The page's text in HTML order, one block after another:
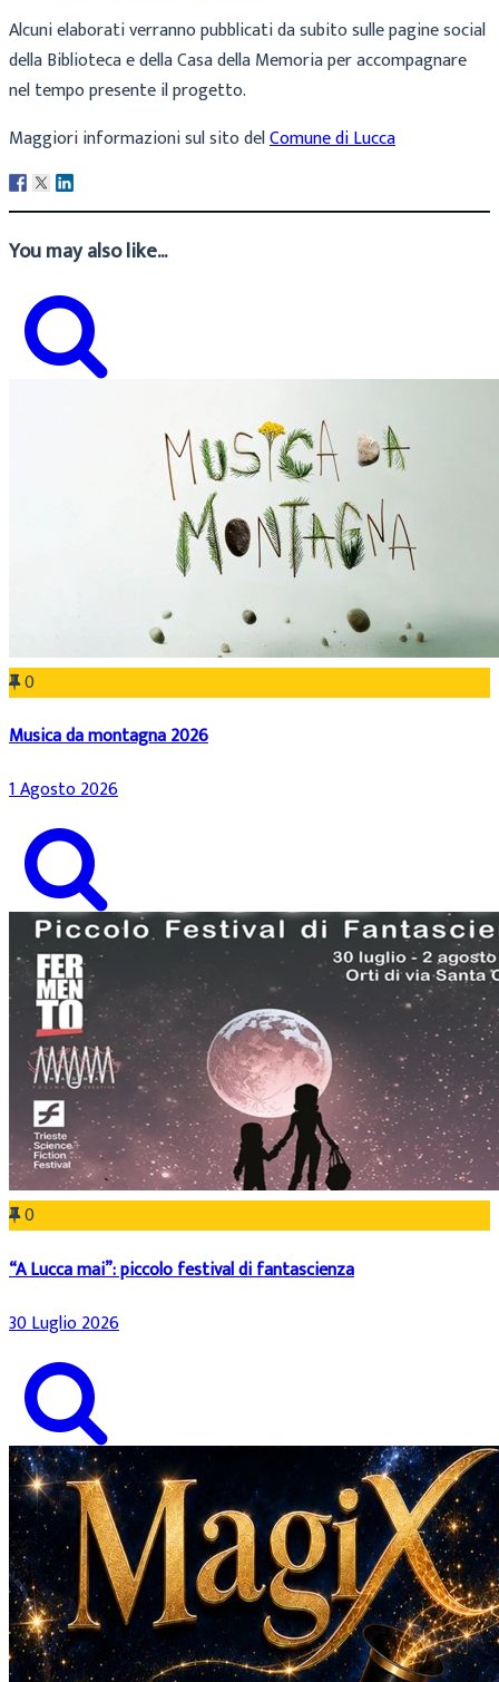
Alcuni elaborati verranno pubblicati da subito sulle pagine social
della Biblioteca e della Casa della Memoria per accompagnare
nel tempo presente il progetto.
Maggiori informazioni sul sito delComune di Lucca
You may also like...
0
Musica da montagna 2026
1 Agosto 2026
0
“A Lucca mai”: piccolo festival di fantascienza
30 Luglio 2026